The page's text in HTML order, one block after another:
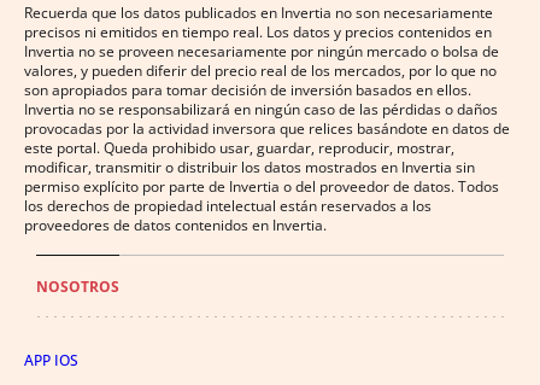
Recuerda que los datos publicados en Invertia no son necesariamente
precisos ni emitidos en tiempo real. Los datos y precios contenidos en
Invertia no se proveen necesariamente por ningún mercado o bolsa de
valores, y pueden diferir del precio real de los mercados, por lo que no
son apropiados para tomar decisión de inversión basados en ellos.
Invertia no se responsabilizará en ningún caso de las pérdidas o daños
provocadas por la actividad inversora que relices basándote en datos de
este portal. Queda prohibido usar, guardar, reproducir, mostrar,
modificar, transmitir o distribuir los datos mostrados en Invertia sin
permiso explícito por parte de Invertia o del proveedor de datos. Todos
los derechos de propiedad intelectual están reservados a los
proveedores de datos contenidos en Invertia.
NOSOTROS
APP IOS